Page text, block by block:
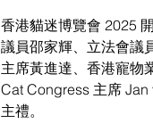
香港貓迷博覽會 2025
議員邵家輝、立法會議
主席黃進達、香港寵物
Cat Congress 主席 Jan
主禮。